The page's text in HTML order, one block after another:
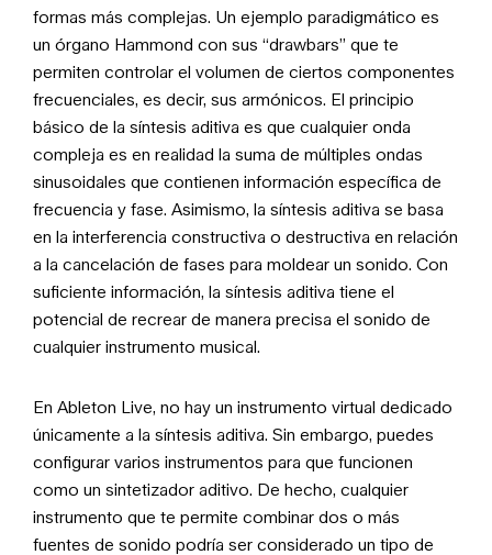
formas más complejas. Un ejemplo paradigmático es
un órgano Hammond con sus “drawbars” que te
permiten controlar el volumen de ciertos componentes
frecuenciales, es decir, sus armónicos. El principio
básico de la síntesis aditiva es que cualquier onda
compleja es en realidad la suma de múltiples ondas
sinusoidales que contienen información específica de
frecuencia y fase. Asimismo, la síntesis aditiva se basa
en la interferencia constructiva o destructiva en relación
a la cancelación de fases para moldear un sonido. Con
suficiente información, la síntesis aditiva tiene el
potencial de recrear de manera precisa el sonido de
cualquier instrumento musical.
En Ableton Live, no hay un instrumento virtual dedicado
únicamente a la síntesis aditiva. Sin embargo, puedes
configurar varios instrumentos para que funcionen
como un sintetizador aditivo. De hecho, cualquier
instrumento que te permite combinar dos o más
fuentes de sonido podría ser considerado un tipo de